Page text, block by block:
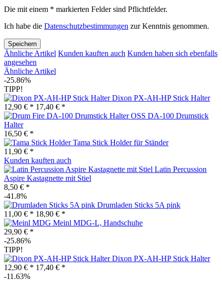
Die mit einem * markierten Felder sind Pflichtfelder.
Ich habe die Datenschutzbestimmungen zur Kenntnis genommen.
Speichern
Ähnliche Artikel Kunden kauften auch Kunden haben sich ebenfalls
angesehen
Ähnliche Artikel
-25.86%
TIPP!
Dixon PX-AH-HP Stick Halter
12,90 € * 17,40 € *
OSS DA-100 Drumstick
Halter
16,50 € *
Tama Stick Holder für Ständer
11,90 € *
Kunden kauften auch
Latin Percussion
Aspire Kastagnette mit Stiel
8,50 € *
-41.8%
Drumladen Sticks 5A pink
11,00 € * 18,90 € *
Meinl MDG-L, Handschuhe
29,90 € *
-25.86%
TIPP!
Dixon PX-AH-HP Stick Halter
12,90 € * 17,40 € *
-11.63%